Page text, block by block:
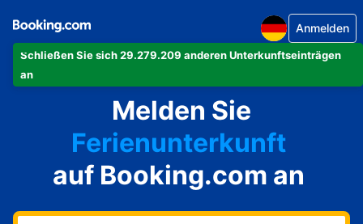
Schließen Sie sich 29.279.209 anderen Unterkunftseinträgen
an
Anmelden
Melden Sie
Ihre Ferienwohnung
Ihr Hotel
Ferienunterkunft
Ihre Pension
Ihr Bed & Breakfast
auf Booking.com an